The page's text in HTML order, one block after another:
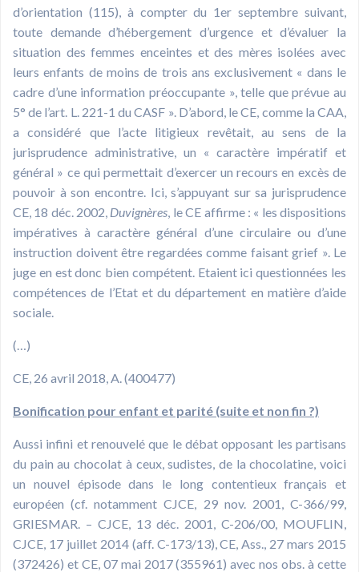
d’orientation (115), à compter du 1er septembre suivant,
toute demande d’hébergement d’urgence et d’évaluer la
situation des femmes enceintes et des mères isolées avec
leurs enfants de moins de trois ans exclusivement « dans le
cadre d’une information préoccupante », telle que prévue au
5° de l’art. L. 221-1 du CASF ». D’abord, le CE, comme la CAA,
a considéré que l’acte litigieux revêtait, au sens de la
jurisprudence administrative, un « caractère impératif et
général » ce qui permettait d’exercer un recours en excès de
pouvoir à son encontre. Ici, s’appuyant sur sa jurisprudence
CE, 18 déc. 2002, Duvignères, le CE affirme : « les dispositions
impératives à caractère général d’une circulaire ou d’une
instruction doivent être regardées comme faisant grief ». Le
juge en est donc bien compétent. Etaient ici questionnées les
compétences de l’Etat et du département en matière d’aide
sociale.
(…)
CE, 26 avril 2018, A. (400477)
Bonification pour enfant et parité (suite et non fin ?)
Aussi infini et renouvelé que le débat opposant les partisans
du pain au chocolat à ceux, sudistes, de la chocolatine, voici
un nouvel épisode dans le long contentieux français et
européen (cf. notamment CJCE, 29 nov. 2001, C-366/99,
GRIESMAR. – CJCE, 13 déc. 2001, C-206/00, MOUFLIN,
CJCE, 17 juillet 2014 (aff. C-173/13), CE, Ass., 27 mars 2015
(372426) et CE, 07 mai 2017 (355961) avec nos obs. à cette